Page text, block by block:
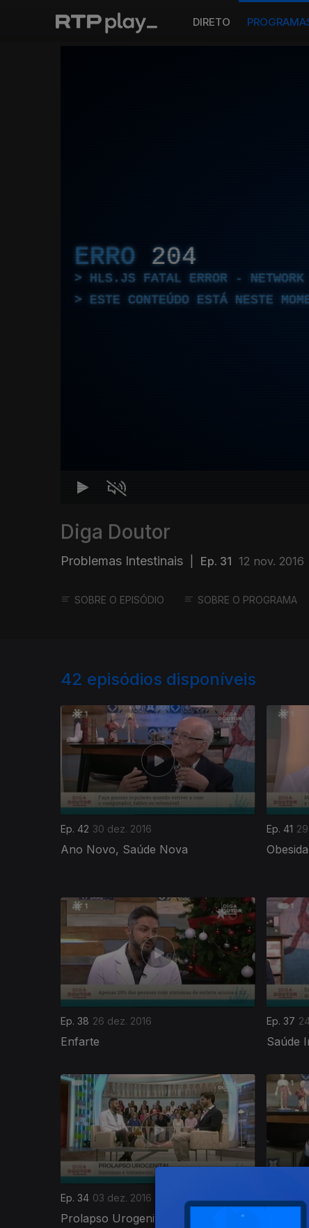
DIRETO
ERRO 204
HLS.JS FATAL ERROR - NETWORK
ESTE CONTEÚDO ESTÁ NESTE
Diga Doutor
Problemas Intestinais Ep. 31 12 nov. 2016
SOBRE O EPISÓDIO SOBRE O PROGRAMA
42 episódios disponíveis
Ep. 42 30 dez. 2016
Ano Novo, Saúde Nova
Ep. 41
Ep. 38 26 dez. 2016
Enfarte
Ep. 37
Saúde
Ep. 34 03 dez. 2016
Prolapso Urogenital
262964